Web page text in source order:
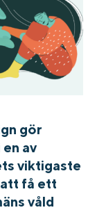
gör
av
viktigaste
få ett
våld